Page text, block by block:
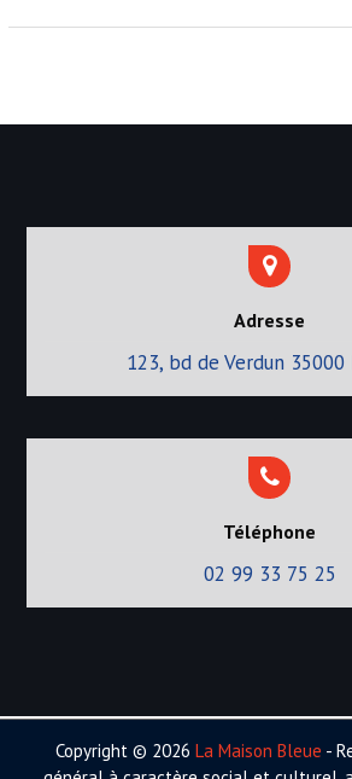
Adresse
123, bd de Verdun 35000
Téléphone
02 99 33 75 25
Copyright © 2026La Maison Bleue -